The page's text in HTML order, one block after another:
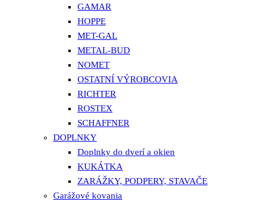
GAMAR
HOPPE
MET-GAL
METAL-BUD
NOMET
OSTATNÍ VÝROBCOVIA
RICHTER
ROSTEX
SCHAFFNER
DOPLNKY
Doplnky do dverí a okien
KUKÁTKA
ZARÁŽKY, PODPERY, STAVAČE
Garážové kovania